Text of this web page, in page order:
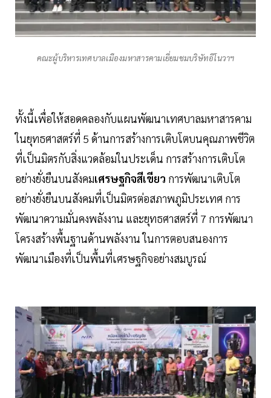
คณะผู้บริหารเทศบาลเมืองมหาสารคามเยี่ยมชมบริษัทอีโนวาฯ
ทั้งนี้เพื่อให้สอดคลองกับแผนพัฒนาเทศบาลมหาสารคาม
ในยุทธศาสตร์ที่ 5 ด้านการสร้างการเติบโตบนคุณภาพชีวิต
ที่เป็นมิตรกับสิ่งแวดล้อมในประเด็น การสร้างการเติบโต
อย่างยั่งยืนบนสังคมเศรษฐกิจสีเขียว การพัฒนาเติบโต
อย่างยั่งยืนบนสังคมที่เป็นมิตรต่อสภาพภูมิประเทศ การ
พัฒนาความมั่นคงพลังงาน และยุทธศาสตร์ที่ 7 การพัฒนา
โครงสร้างพื้นฐานด้านพลังงาน ในการตอบสนองการ
พัฒนาเมืองที่เป็นพื้นที่เศรษฐกิจอย่างสมบูรณ์